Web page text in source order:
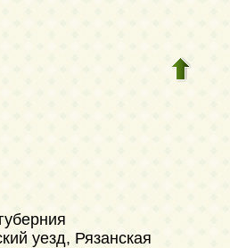
уезд, Рязанская